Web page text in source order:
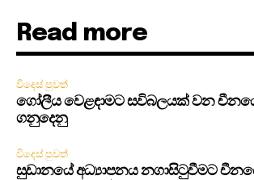
Read more
විදෙස් පුවත්
ගෝලීය වෙළඳාමට සවිබලයක් වන
ගනුදෙනු
විදෙස් පුවත්
සුඩානයේ අධ්‍යාපනය නගාසිටුවීමට